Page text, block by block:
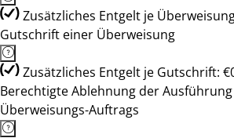
Zusätzliches Entgelt je
Gutschrift einer Überweisung
Zusätzliches Entgelt je Gutschrift:
Berechtigte Ablehnung der
Überweisungs-Auftrags